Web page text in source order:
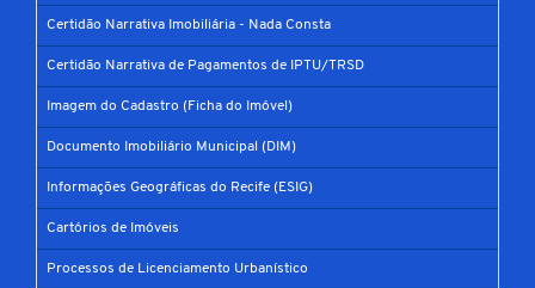
Certidão Narrativa Imobiliária - Nada Consta
Certidão Narrativa de Pagamentos de IPTU/TRSD
Imagem do Cadastro (Ficha do Imóvel)
Documento Imobiliário Municipal (DIM)
Informações Geográficas do Recife (ESIG)
Cartórios de Imóveis
Processos de Licenciamento Urbanístico